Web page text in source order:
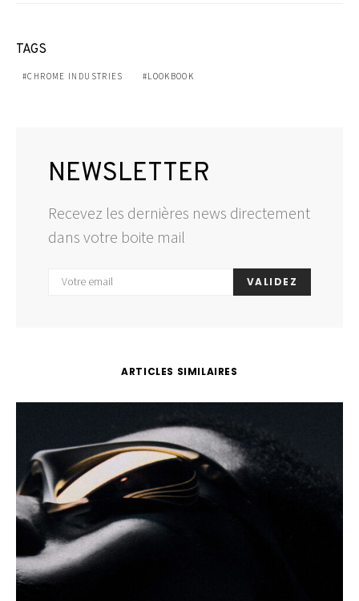
TAGS
CHROME INDUSTRIES LOOKBOOK
NEWSLETTER
Recevez les dernières news directement
dans votre boite mail
VALIDEZ
ARTICLES SIMILAIRES